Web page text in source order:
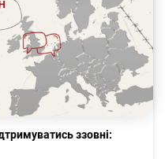
ззовні: